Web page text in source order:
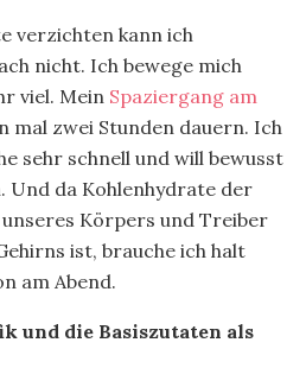
verzichten kann ich
nicht. Ich bewege mich
viel. Mein Spaziergang am
mal zwei Stunden dauern. Ich
sehr schnell und will bewusst
Und da Kohlenhydrate der
Körpers und Treiber
ist, brauche ich halt
am Abend.
und die Basiszutaten als